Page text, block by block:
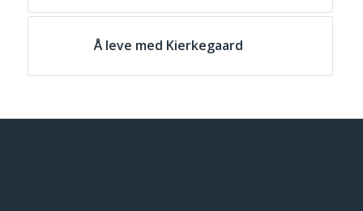
Å leve med Kierkegaard